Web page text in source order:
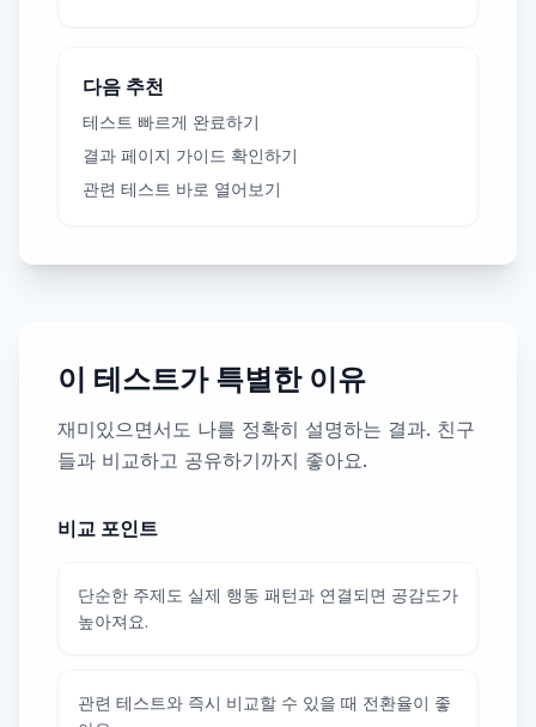
다음 추천
테스트 빠르게 완료하기
결과 페이지 가이드 확인하기
관련 테스트 바로 열어보기
이 테스트가 특별한 이유
재미있으면서도 나를 정확히 설명하는 결과. 친구
들과 비교하고 공유하기까지 좋아요.
비교 포인트
단순한 주제도 실제 행동 패턴과 연결되면 공감도가
높아져요.
관련 테스트와 즉시 비교할 수 있을 때 전환율이 좋